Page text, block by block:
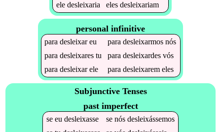
ele desleixaria eles desleixariam
personal infinitive
paradesleixareu paradesleixarmos nós
paradesleixares tu paradesleixardes vós
paradesleixarele paradesleixarem eles
Subjunctive Tenses
past imperfect
se eu desleixasse se nós desleixássemos